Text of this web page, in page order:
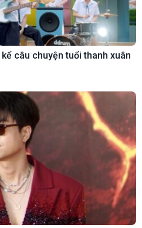
câu chuyện tuổi thanh xuân